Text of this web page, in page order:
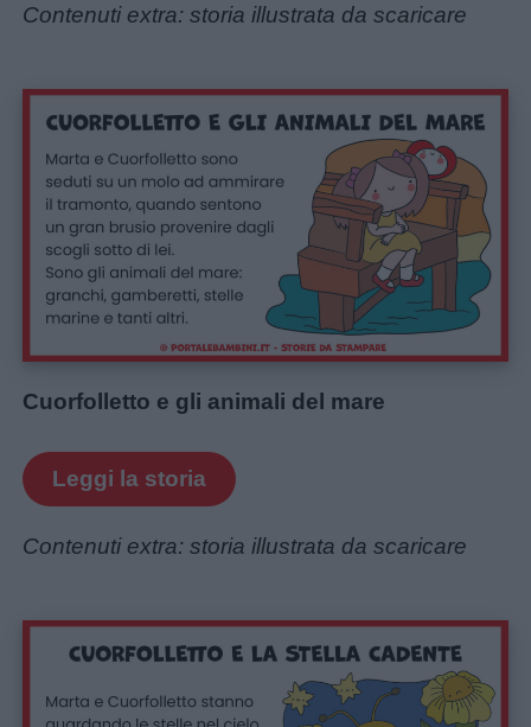
Contenuti extra: storia illustrata da scaricare
Cuorfolletto e gli animali del mare
Leggi la storia
Contenuti extra: storia illustrata da scaricare